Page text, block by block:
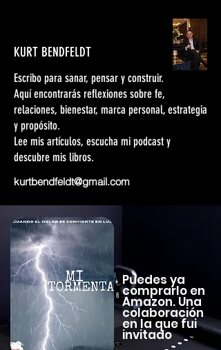
KURT BENDFELDT
Escribo para sanar, pensar y construir.
Aquí encontrarás reflexiones sobre fe,
relaciones, bienestar, marca personal, estrategia
y propósito.
Lee mis artículos, escucha mi podcast y
descubre mis libros.
kurtbendfeldt@gmail.com
Puedes ya
comprarlo en
Amazon. Una
colaboración
en la que fui
invitado